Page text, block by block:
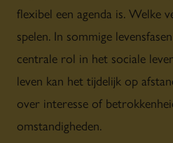
flexibel een agenda is. Welke
spelen. In sommige
centrale rol in het sociale
leven kan het tijdelijk op
over interesse of
omstandigheden.